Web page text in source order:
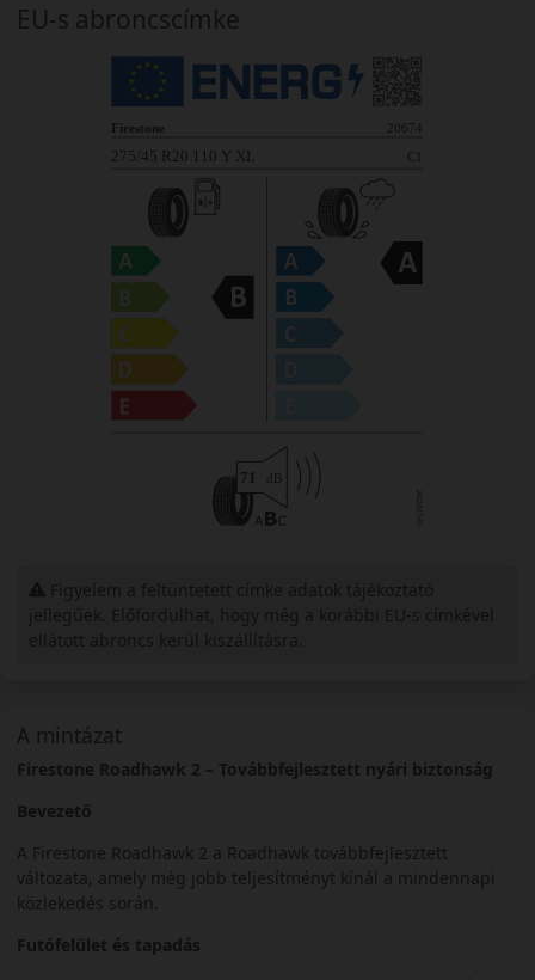
A mintázat
Firestone Roadhawk 2 – Továbbfejlesztett nyári biztonság
Bevezető
A Firestone Roadhawk 2 a Roadhawk továbbfejlesztett
változata, amely még jobb teljesítményt kínál a mindennapi
közlekedés során.
Futófelület és tapadás
EU-s abroncscímke